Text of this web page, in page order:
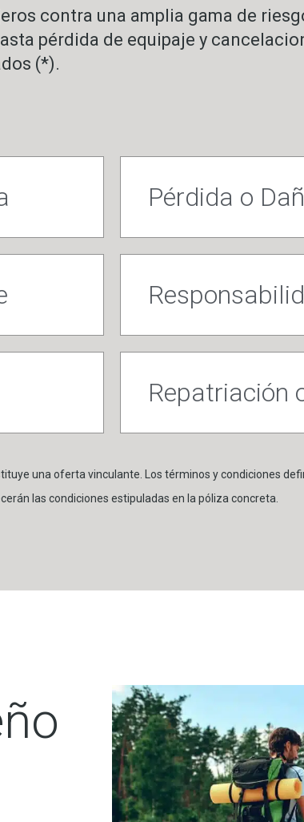
contra una amplia gama de
pérdida de equipaje y
(*).
Pérdida o
Repatriación
una oferta vinculante. Los términos y condiciones
las condiciones estipuladas en la póliza concreta.